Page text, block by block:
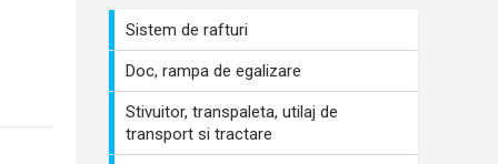
Sistem de rafturi
Doc, rampa de egalizare
Stivuitor, transpaleta, utilaj de
transport si tractare